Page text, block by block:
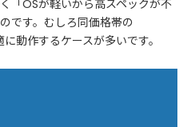
「OSが軽いから高スペックが不
です。むしろ同価格帯の
動作するケースが多いです。